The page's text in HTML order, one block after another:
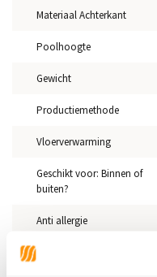
Materiaal Achterkant
Poolhoogte
Gewicht
Productiemethode
Vloerverwarming
Geschikt voor: Binnen of
buiten?
Anti allergie